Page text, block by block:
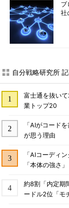
ブ
社
自分戦略研究所
富士通を抜い
業トップ20
「AIがコード
が思う理由
「AIコーディ
「本体の強さ」
約8割「内定期
ードル2位「モ